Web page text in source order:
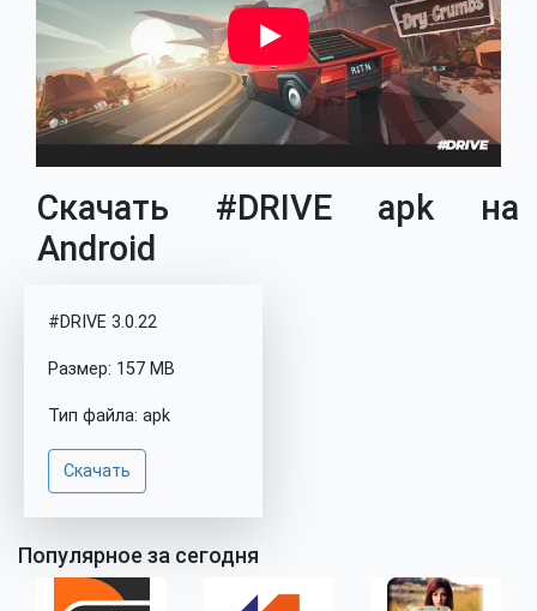
Скачать #DRIVE apk на
Android
#DRIVE 3.0.22
Размер: 157 MB
Тип файла: apk
Скачать
Популярное за сегодня